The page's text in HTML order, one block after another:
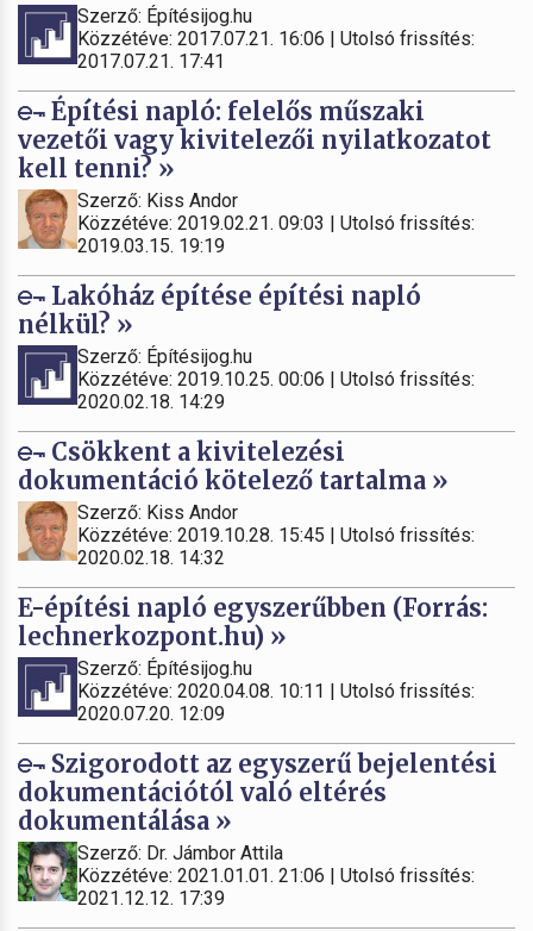
Szerző: Építésijog.hu
Közzétéve: 2017.07.21. 16:06 | Utolsó frissítés:
2017.07.21. 17:41
Építési napló: felelős műszaki
vezetői vagy kivitelezői nyilatkozatot
kell tenni? »
Szerző: Kiss Andor
Közzétéve: 2019.02.21. 09:03 | Utolsó frissítés:
2019.03.15. 19:19
Lakóház építése építési napló
nélkül? »
Szerző: Építésijog.hu
Közzétéve: 2019.10.25. 00:06 | Utolsó frissítés:
2020.02.18. 14:29
Csökkent a kivitelezési
dokumentáció kötelező tartalma »
Szerző: Kiss Andor
Közzétéve: 2019.10.28. 15:45 | Utolsó frissítés:
2020.02.18. 14:32
E-építési napló egyszerűbben (Forrás:
lechnerkozpont.hu) »
Szerző: Építésijog.hu
Közzétéve: 2020.04.08. 10:11 | Utolsó frissítés:
2020.07.20. 12:09
Szigorodott az egyszerű bejelentési
dokumentációtól való eltérés
dokumentálása »
Szerző: Dr. Jámbor Attila
Közzétéve: 2021.01.01. 21:06 | Utolsó frissítés:
2021.12.12. 17:39